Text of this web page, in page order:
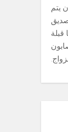
يتم
قبلة